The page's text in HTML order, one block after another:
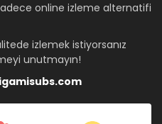
2. Bölüm
Bölüm
online izleme alternatifi
izlemek istiyorsanız
unutmayın!